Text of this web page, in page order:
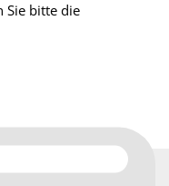
Sie bitte die